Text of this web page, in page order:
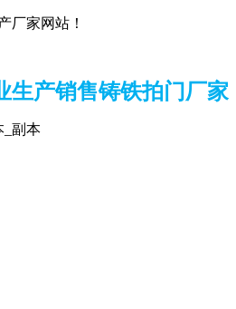
厂家网站！
生产销售铸铁拍门厂家